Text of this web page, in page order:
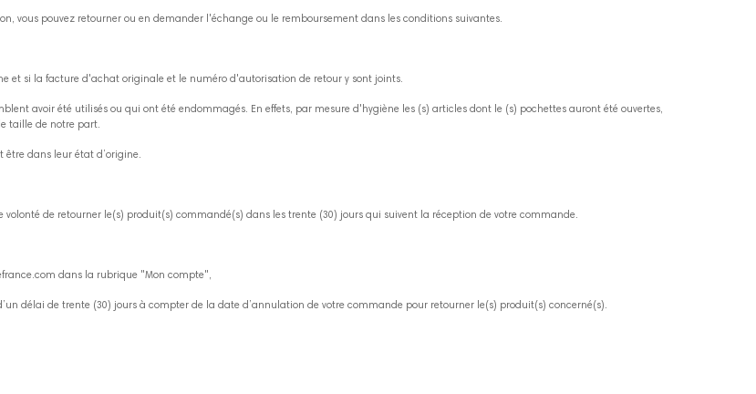
vous pouvez retourner ou en demander l'échange ou le remboursement dans les conditions suivantes.
et si la facture d'achat originale et le numéro d'autorisation de retour y sont joints.
avoir été utilisés ou qui ont été endommagés. En effets, par mesure d'hygiène les (s) articles dont le (s) pochettes auront été ouvertes,
taille de notre part.
être dans leur état d’origine.
volonté de retourner le(s) produit(s) commandé(s) dans les trente (30) jours qui suivent la réception de votre commande.
dans la rubrique "Mon compte",
délai de trente (30) jours à compter de la date d’annulation de votre commande pour retourner le(s) produit(s) concerné(s).